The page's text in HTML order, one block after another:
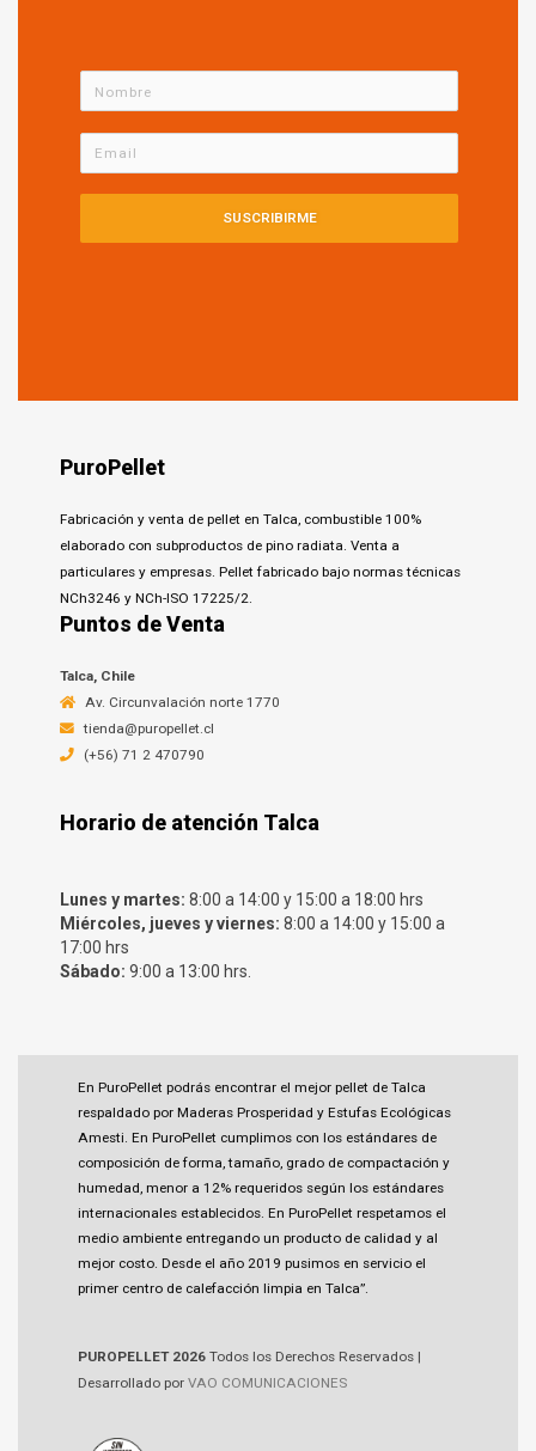
SUSCRIBIRME
PuroPellet
Fabricación y venta de pellet en Talca, combustible 100%
elaborado con subproductos de pino radiata. Venta a
particulares y empresas. Pellet fabricado bajo normas técnicas
NCh3246 y NCh-ISO 17225/2.
Puntos de Venta
Talca, Chile
Av. Circunvalación norte 1770
tienda@puropellet.cl
(+56) 71 2 470790
Horario de atención Talca
Lunes y martes: 8:00 a 14:00 y 15:00 a 18:00 hrs
Miércoles, jueves y viernes: 8:00 a 14:00 y 15:00 a
17:00 hrs
Sábado: 9:00 a 13:00 hrs.
En PuroPellet podrás encontrar el mejor pellet de Talca
respaldado por Maderas Prosperidad y Estufas Ecológicas
Amesti. En PuroPellet cumplimos con los estándares de
composición de forma, tamaño, grado de compactación y
humedad, menor a 12% requeridos según los estándares
internacionales establecidos. En PuroPellet respetamos el
medio ambiente entregando un producto de calidad y al
mejor costo. Desde el año 2019 pusimos en servicio el
primer centro de calefacción limpia en Talca”.
PUROPELLET 2026 Todos los Derechos Reservados |
Desarrollado por VAO COMUNICACIONES